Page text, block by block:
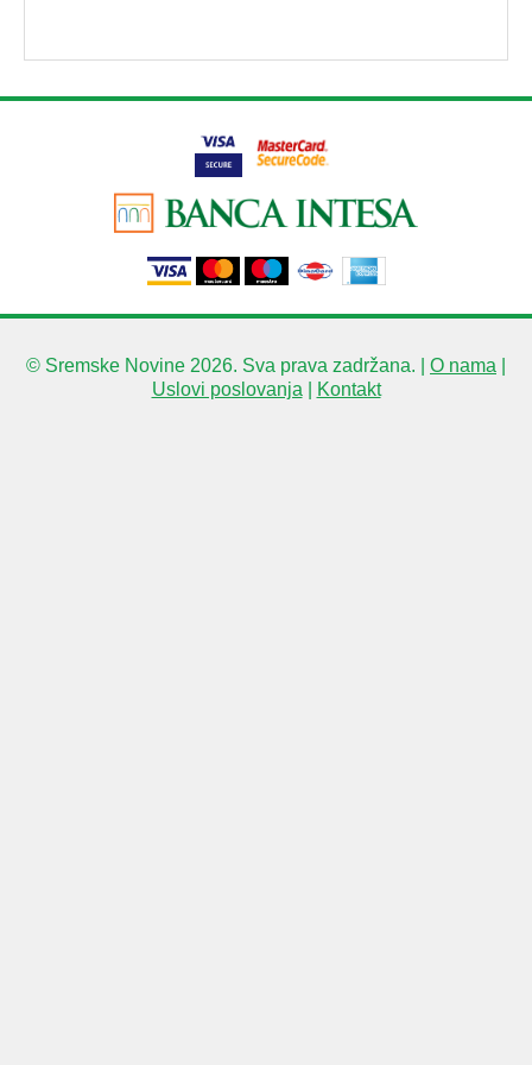
© Sremske Novine 2026. Sva prava zadržana. | O nama
Uslovi poslovanja
Kontakt